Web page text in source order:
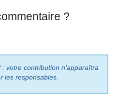
?
votre contribution n’apparaîtra
les responsables.